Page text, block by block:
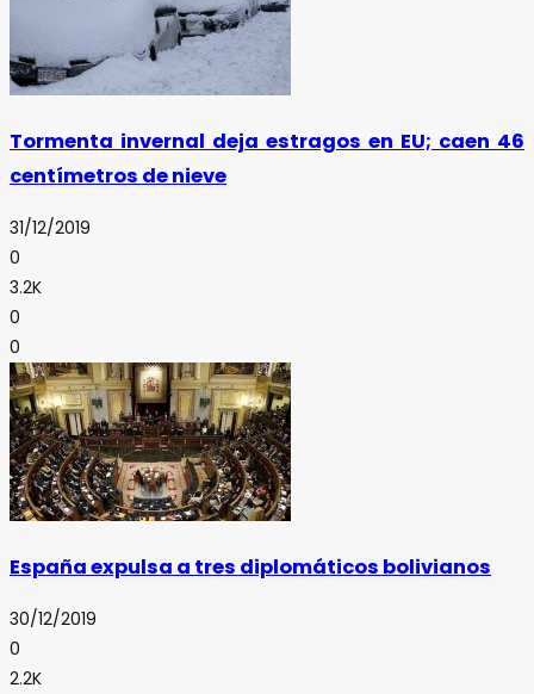
Tormenta invernal deja estragos en EU; caen 46
centímetros de nieve
31/12/2019
0
3.2K
0
0
España expulsa a tres diplomáticos bolivianos
30/12/2019
0
2.2K